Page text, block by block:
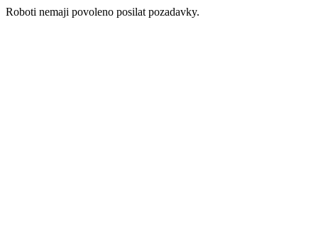
Roboti nemaji povoleno posilat pozadavky.